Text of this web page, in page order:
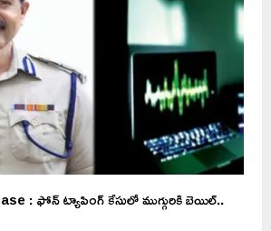
: ఫోన్ ట్యాపింగ్ కేసులో ముగ్గురికి బెయిల్..